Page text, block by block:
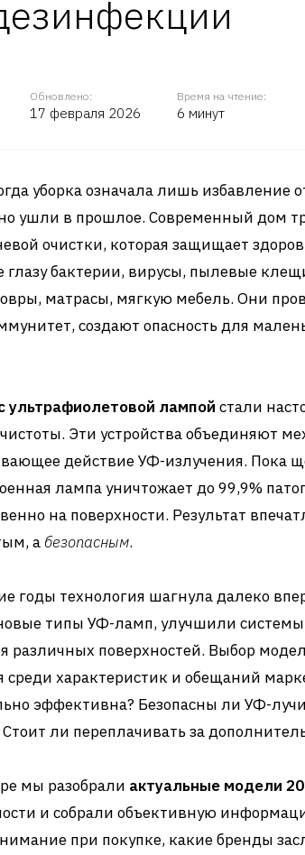
Обновлено:
17 февраля 2026
Время на чтение:
6 минут
уборка означала лишь избавление
ушли в прошлое. Современный дом
очистки, которая защищает
бактерии, вирусы, пылевые
матрасы, мягкую мебель. Они
создают опасность для
ультрафиолетовой лампой стали
Эти устройства объединяют
действие УФ-излучения. Пока
лампа уничтожает до 99,9%
на поверхности. Результат
а безопасным.
годы технология шагнула далеко
типы УФ-ламп, улучшили
различных поверхностей. Выбор
среди характеристик и обещаний
эффективна? Безопасны ли УФ-
ли переплачивать за
мы разобрали актуальные модели
и собрали объективную
при покупке, какие бренды